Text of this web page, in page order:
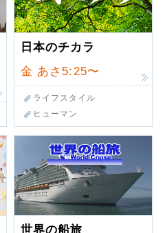
日本のチカラ
金 あさ5:25〜
ライフスタイル
ヒューマン
世界の船旅